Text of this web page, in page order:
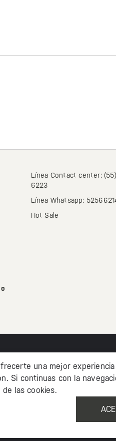
una mejor
Si continuas con la
las cookies.
Línea Contact center:
6223
Línea Whatsapp:
Hot Sale
©2020 TODOS
MÉXICO AV.
DE